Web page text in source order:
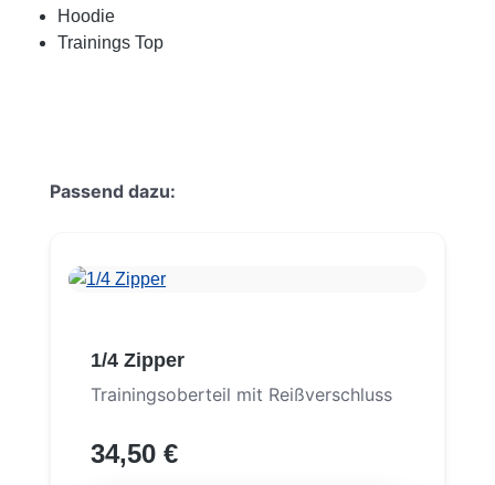
Hoodie
Trainings Top
Produktgalerie überspringen
Passend dazu:
1/4 Zipper
Trainingsoberteil mit Reißverschluss
34,50 €